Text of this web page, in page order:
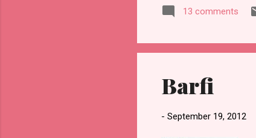
13 comments
Barfi
- September 19, 2012